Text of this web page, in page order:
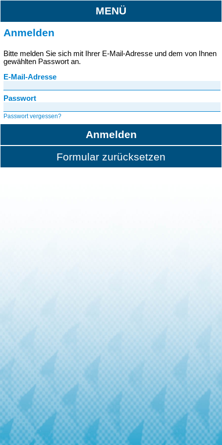
MENÜ
Anmelden
Bitte melden Sie sich mit Ihrer E-Mail-Adresse und dem von Ihnen
gewählten Passwort an.
E-Mail-Adresse
Passwort
Passwort vergessen?
Anmelden
Formular zurücksetzen